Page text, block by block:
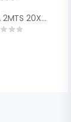
CANALETA 2MTS 20X10MM LESSO